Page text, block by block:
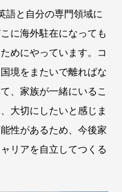
語と自分の専門領域に
に海外駐在になっても
めにやっています。コ
境をまたいで離ればな
、家族が一緒にいるこ
大切にしたいと感じま
性があるため、今後家
リアを自立してつくる